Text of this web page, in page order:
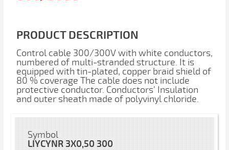
PRODUCT DESCRIPTION
Control cable 300/300V with white conductors,
numbered of multi-stranded structure. It is
equipped with tin-plated, copper braid shield of
80 % coverage The cable does not include
protective conductor. Conductors’ Insulation
and outer sheath made ​​of polyvinyl chloride.
Symbol
LIYCYNR 3X0,50 300